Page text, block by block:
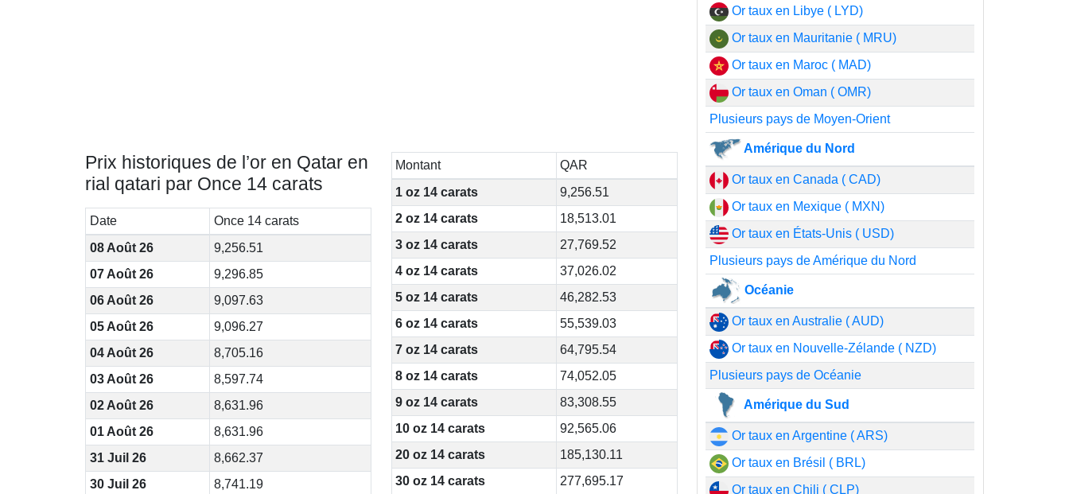
Prix historiques de l’or en Qatar en
rial qatari par Once 14 carats
Date
Once 14 carats
08 Août 26
9,256.51
07 Août 26
9,296.85
06 Août 26
9,097.63
05 Août 26
9,096.27
04 Août 26
8,705.16
03 Août 26
8,597.74
02 Août 26
8,631.96
01 Août 26
8,631.96
31 Juil 26
8,662.37
30 Juil 26
8,741.19
Montant
QAR
1 oz 14 carats
9,256.51
2 oz 14 carats
18,513.01
3 oz 14 carats
27,769.52
4 oz 14 carats
37,026.02
5 oz 14 carats
46,282.53
6 oz 14 carats
55,539.03
7 oz 14 carats
64,795.54
8 oz 14 carats
74,052.05
9 oz 14 carats
83,308.55
10 oz 14 carats
92,565.06
20 oz 14 carats
185,130.11
30 oz 14 carats
277,695.17
Or taux en Libye ( LYD)
Or taux en Mauritanie ( MRU)
Or taux en Maroc ( MAD)
Or taux en Oman ( OMR)
Plusieurs pays de Moyen-Orient
Amérique du Nord
Or taux en Canada ( CAD)
Or taux en Mexique ( MXN)
Or taux en États-Unis ( USD)
Plusieurs pays de Amérique du Nord
Océanie
Or taux en Australie ( AUD)
Or taux en Nouvelle-Zélande ( NZD)
Plusieurs pays de Océanie
Amérique du Sud
Or taux en Argentine ( ARS)
Or taux en Brésil ( BRL)
Or taux en Chili ( CLP)